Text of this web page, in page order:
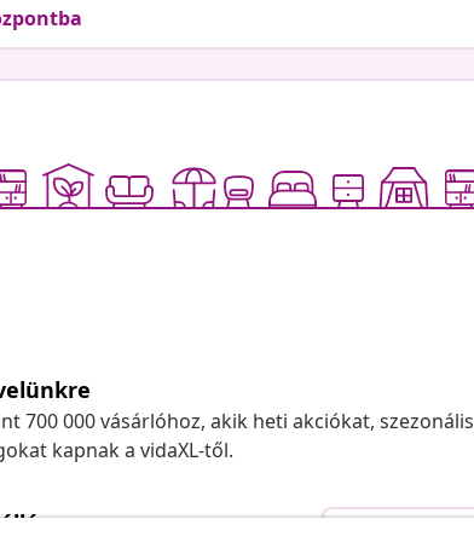
700 000 vásárlóhoz, akik heti akciókat, szezonális
kapnak a vidaXL-től.